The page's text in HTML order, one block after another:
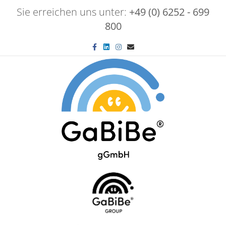
Sie erreichen uns unter: +49 (0) 6252 - 699
800
FacebookLinkedinInstagram
Email